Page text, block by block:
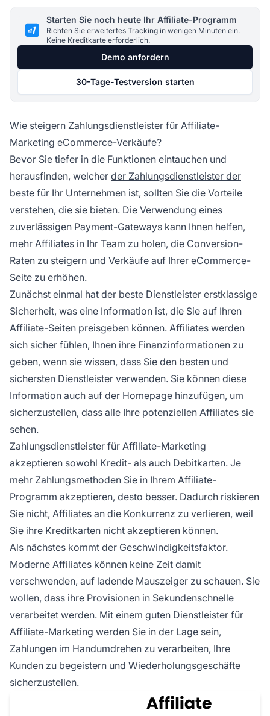
Starten Sie noch heute Ihr Affiliate-Programm
Richten Sie erweitertes Tracking in wenigen Minuten ein.
Keine Kreditkarte erforderlich.
Demo anfordern
30-Tage-Testversion starten
Wie steigern Zahlungsdienstleister für Affiliate-
Marketing eCommerce-Verkäufe?
Bevor Sie tiefer in die Funktionen eintauchen und
herausfinden, welcher der Zahlungsdienstleister der
beste für Ihr Unternehmen ist, sollten Sie die Vorteile
verstehen, die sie bieten. Die Verwendung eines
zuverlässigen Payment-Gateways kann Ihnen helfen,
mehr Affiliates in Ihr Team zu holen, die Conversion-
Raten zu steigern und Verkäufe auf Ihrer eCommerce-
Seite zu erhöhen.
Zunächst einmal hat der beste Dienstleister erstklassige
Sicherheit, was eine Information ist, die Sie auf Ihren
Affiliate-Seiten preisgeben können. Affiliates werden
sich sicher fühlen, Ihnen ihre Finanzinformationen zu
geben, wenn sie wissen, dass Sie den besten und
sichersten Dienstleister verwenden. Sie können diese
Information auch auf der Homepage hinzufügen, um
sicherzustellen, dass alle Ihre potenziellen Affiliates sie
sehen.
Zahlungsdienstleister für Affiliate-Marketing
akzeptieren sowohl Kredit- als auch Debitkarten. Je
mehr Zahlungsmethoden Sie in Ihrem Affiliate-
Programm akzeptieren, desto besser. Dadurch riskieren
Sie nicht, Affiliates an die Konkurrenz zu verlieren, weil
Sie ihre Kreditkarten nicht akzeptieren können.
Als nächstes kommt der Geschwindigkeitsfaktor.
Moderne Affiliates können keine Zeit damit
verschwenden, auf ladende Mauszeiger zu schauen. Sie
wollen, dass ihre Provisionen in Sekundenschnelle
verarbeitet werden. Mit einem guten Dienstleister für
Affiliate-Marketing werden Sie in der Lage sein,
Zahlungen im Handumdrehen zu verarbeiten, Ihre
Kunden zu begeistern und Wiederholungsgeschäfte
sicherzustellen.